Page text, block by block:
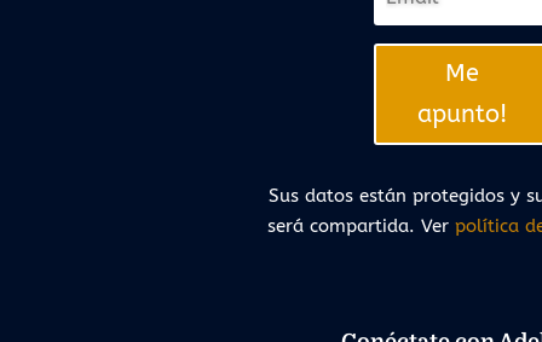
Me
apunto!
Sus datos están protegidos y
será compartida. Verpolítica